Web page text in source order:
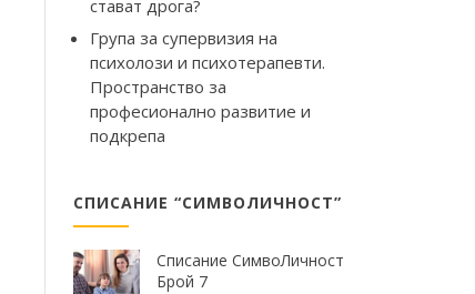
стават дрога?
Група за супервизия на
психолози и психотерапевти.
Пространство за
професионално развитие и
подкрепа
СПИСАНИЕ “СИМВОЛИЧНОСТ”
Списание СимвоЛичност
Брой 7